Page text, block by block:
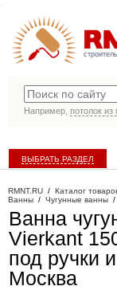
Например, потолок из
ВЫБРАТЬ РАЗДЕЛ
RMNT.RU / Каталог
Ванны / Чугунные ванны /
Ванна
Vierkant
под ручки
Москва